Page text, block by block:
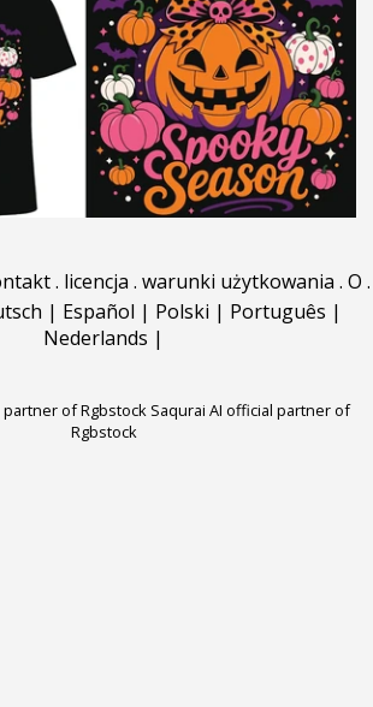
. licencja . warunki użytkowania . O .
| Español | Polski | Português |
Nederlands |
of Rgbstock Saqurai AI official partner of
Rgbstock